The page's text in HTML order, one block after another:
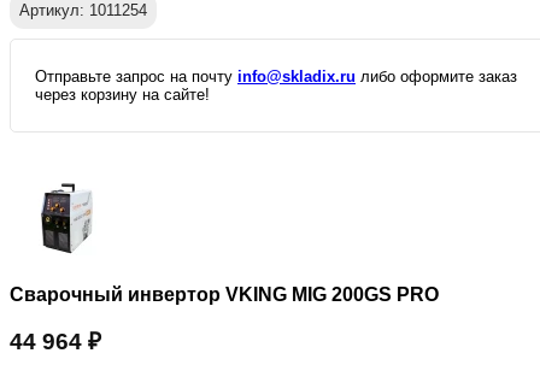
Артикул: 1011254
Отправьте запрос на почту info@skladix.ru либо оформите заказ
через корзину на сайте!
Сварочный инвертор VKING MIG 200GS PRO
44 964 ₽